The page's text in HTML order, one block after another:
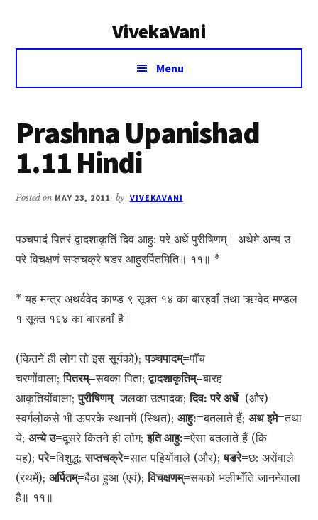
VivekaVani
Voice
Vivekananda
Menu
Prashna Upanishad
1.11 Hindi
Posted on MAY 23, 2011 by VIVEKAVANI
पञ्चपादं पितरं द्वादशाकृतिं दिव आहु: परे अर्धे पुरीषिणम्। अथेमे अन्य उ
परे विचक्षणं सप्तचक्रे षडर आहुरर्पितमिति॥ ११॥ *
* यह मन्त्र अथर्ववेद काण्ड ९ सूक्त १४ का बारहवाँ तथा ऋग्वेद मण्डल
१ सूक्त १६४ का बारहवाँ है।
(कितने ही लोग तो इस सूर्यको);पञ्चपादम्=पाँच
चरणोंवाला;पितरम्=सबका पिता;द्वादशाकृतिम्=बारह
आकृतियोंवाला;पुरीषिणम्=जलका उत्पादक;दिव: परे अर्धे=(और)
स्वर्गलोकसे भी ऊपरके स्थानमें (स्थित);आहु:=बतलाते हैं;अथ इमे=तथा
ये;अन्ये उ=दूसरे कितने ही लोग;इति आहु:=ऐसा बतलाते हैं (कि
यह);परे=विशुद्ध;सप्तचक्रे=सात पहियोंवाले (और);षडरे=छ: अरोंवाले
(रथमें);अर्पितम्=बैठा हुआ (एवं);विचक्षणम्=सबको भलीभाँति जाननेवाला
है॥ ११॥